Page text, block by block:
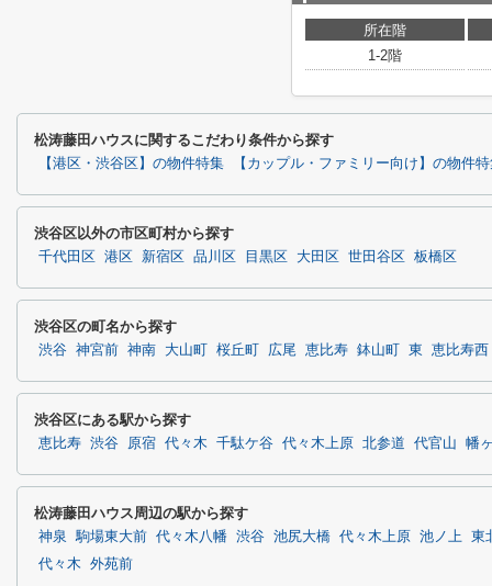
所在階
1-2階
松涛藤田ハウスに関するこだわり条件から探す
【港区・渋谷区】の物件特集 【カップル・ファミリー向け】の物件
渋谷区以外の市区町村から探す
千代田区 港区 新宿区 品川区 目黒区 大田区 世田谷区 板橋区
渋谷区の町名から探す
渋谷 神宮前 神南 大山町 桜丘町 広尾 恵比寿 鉢山町 東 恵比寿西
渋谷区にある駅から探す
恵比寿 渋谷 原宿 代々木 千駄ケ谷 代々木上原 北参道 代官山 幡
松涛藤田ハウス周辺の駅から探す
神泉 駒場東大前 代々木八幡 渋谷 池尻大橋 代々木上原 池ノ上 東
代々木
外苑前